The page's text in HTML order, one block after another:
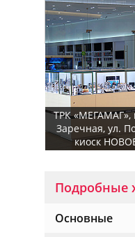
ТРК «МЕГАМАГ»,
Заречная, ул.
киоск
Подробные
Основные